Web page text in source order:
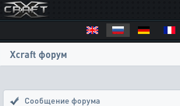
Xcraft форум
Сообщение форума